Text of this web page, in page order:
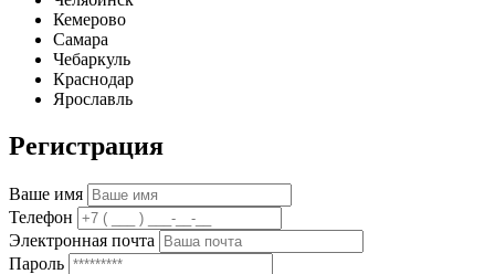
Кемерово
Самара
Чебаркуль
Краснодар
Ярославль
Регистрация
Ваше имя
Телефон
Электронная почта
Пароль